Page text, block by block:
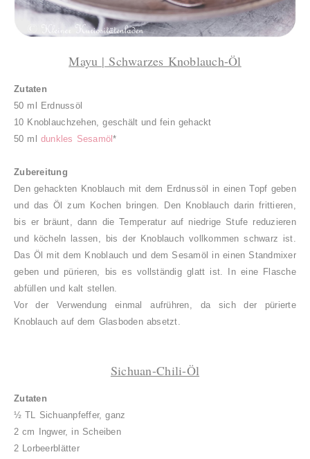
Mayu | Schwarzes Knoblauch-Öl
Zutaten
50 ml Erdnussöl
10 Knoblauchzehen, geschält und fein gehackt
50 ml dunkles Sesamöl*
Zubereitung
Den gehackten Knoblauch mit dem Erdnussöl in einen Topf geben
und das Öl zum Kochen bringen. Den Knoblauch darin frittieren,
bis er bräunt, dann die Temperatur auf niedrige Stufe reduzieren
und köcheln lassen, bis der Knoblauch vollkommen schwarz ist.
Das Öl mit dem Knoblauch und dem Sesamöl in einen Standmixer
geben und pürieren, bis es vollständig glatt ist. In eine Flasche
abfüllen und kalt stellen.
Vor der Verwendung einmal aufrühren, da sich der pürierte
Knoblauch auf dem Glasboden absetzt.
Sichuan-Chili-Öl
Zutaten
½ TL Sichuanpfeffer, ganz
2 cm Ingwer, in Scheiben
2 Lorbeerblätter